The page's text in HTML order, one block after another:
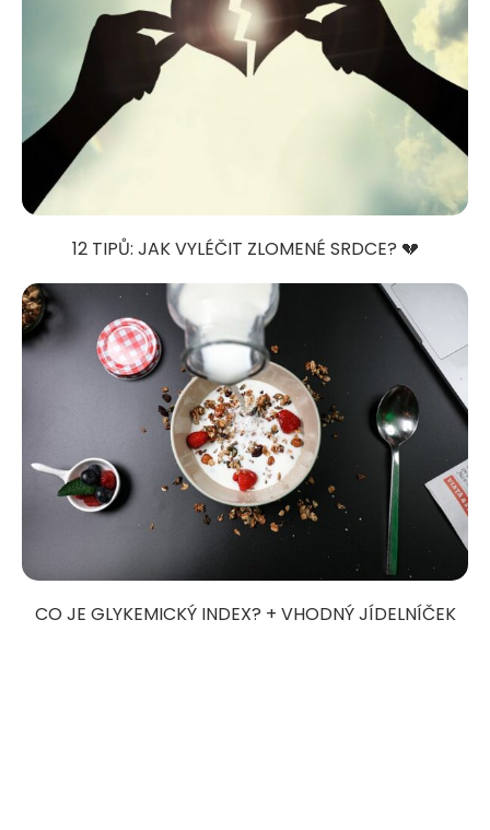
12 TIPŮ: JAK VYLÉČIT ZLOMENÉ SRDCE? 💔
CO JE GLYKEMICKÝ INDEX? + VHODNÝ JÍDELNÍČEK